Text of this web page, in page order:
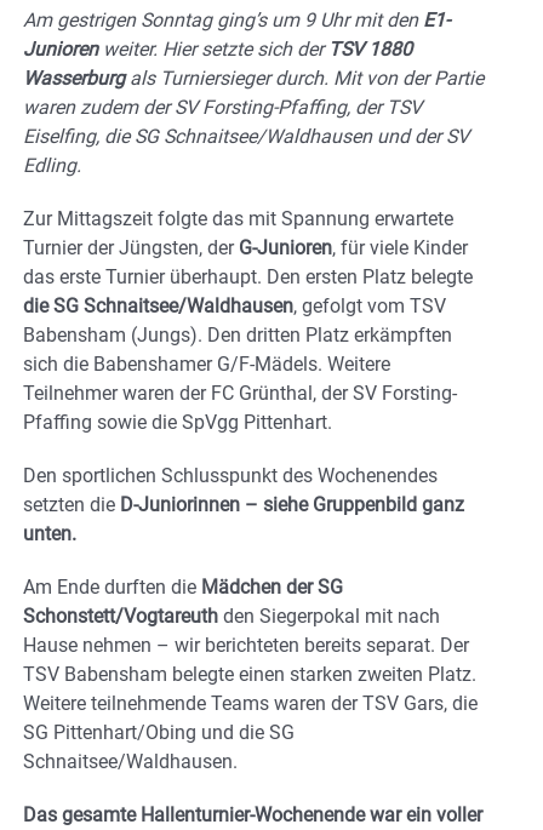
Am gestrigen Sonntag ging’s um 9 Uhr mit den E1-
Juniorenweiter. Hier setzte sich der TSV 1880
Wasserburgals Turniersieger durch. Mit von der Partie
waren zudem der SV Forsting-Pfaffing, der TSV
Eiselfing, die SG Schnaitsee/Waldhausen und der SV
Edling.
Zur Mittagszeit folgte das mit Spannung erwartete
Turnier der Jüngsten, der G-Junioren, für viele Kinder
das erste Turnier überhaupt. Den ersten Platz belegte
die SG Schnaitsee/Waldhausen, gefolgt vom TSV
Babensham (Jungs). Den dritten Platz erkämpften
sich die Babenshamer G/F-Mädels. Weitere
Teilnehmer waren der FC Grünthal, der SV Forsting-
Pfaffing sowie die SpVgg Pittenhart.
Den sportlichen Schlusspunkt des Wochenendes
setzten die D-Juniorinnen – siehe Gruppenbild ganz
unten.
Am Ende durften die Mädchen der SG
Schonstett/Vogtareuth den Siegerpokal mit nach
Hause nehmen – wir berichteten bereits separat. Der
TSV Babensham belegte einen starken zweiten Platz.
Weitere teilnehmende Teams waren der TSV Gars, die
SG Pittenhart/Obing und die SG
Schnaitsee/Waldhausen.
Das gesamte Hallenturnier-Wochenende war ein voller